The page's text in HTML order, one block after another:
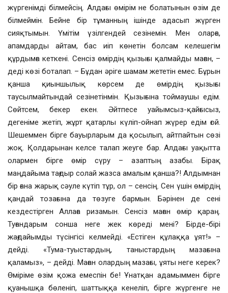
жүргенімді білмейсің. Алдағы өмірім не болатынын өзім де
білмеймін. Бейне бір тұманның ішінде адасып жүрген
сияқтымын. Үмітім үзілгендей сезінемін. Мен оларға,
апамдарды айтам, бас иіп көнетін болсам келешегім
құрдымға кеткені. Сенсіз өмірдің қызығы қалмайды маған, –
деді көзі боталап. – Бұдан әріге шамам жететін емес. Бұрын
қанша қиыншылық көрсем де өмірдің қызығы
таусылмайтындай сезінетінмін. Қызығына тоймаушы едім.
Сөйтсем, бекер екен. Әйтпесе уайымсыз-қайғысыз,
дегеніме жетіп, жұрт қатарлы күліп-ойнап жүрер едім ғой.
Шешеммен бірге бауырларым да қосылып, айтпайтын сөзі
жоқ. Қолдарынан келсе талап жеуге бар. Алдағы уақытта
олармен бірге өмір сүру – азаптың азабы. Бірақ
маңдайыма тағдыр солай жазса амалым қанша?! Алдымнан
бір ғана жарық сәуле күтіп тұр, ол – сенсің. Сен үшін өмірдің
қандай тозағына да төзуге бармын. Бәрінен де сені
кездестірген Аллаға ризамын. Сенсіз маған өмір қараң.
Туғандарым сонша неге жек көреді мені? Бірде-бірі
жағдайымды түсінгісі келмейді. «Естіген құлаққа ұят!» –
дейді. «Тума-туыстардың, таныстардың мазағына
қаламыз», – дейді. Маған олардың мазағы, ұяты неге керек?
Өміріме өзім қожа емеспін бе! Ұнатқан адамыммен бірге
қуанышқа бөленіп, шаттыққа кенеліп, бірге жүргенге не